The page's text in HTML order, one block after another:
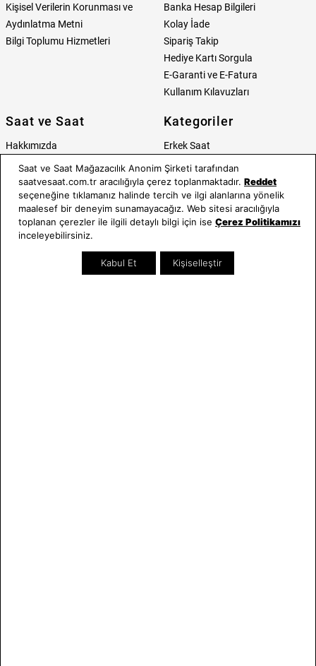
Kişisel Verilerin Korunması ve
Aydınlatma Metni
Bilgi Toplumu Hizmetleri
Banka Hesap Bilgileri
Kolay İade
Sipariş Takip
Hediye Kartı Sorgula
E-Garanti ve E-Fatura
Kullanım Kılavuzları
Saat ve Saat
Hakkımızda
Neden Saat ve Saat
Mağazalar
Kurumsal Satış
Mağazada Teknik Servis
Yatırımcı İlişkileri
Kategoriler
Erkek Saat
Kadın Saat
Tüm Ürünler
Takı & Aksesuar
Kampanyalar
İndirimliler
Hediye Kartı
Saat ve Saat Mağazacılık Anonim Şirketi tarafından
saatvesaat.com.tr aracılığıyla çerez toplanmaktadır. Reddet
seçeneğine tıklamanız halinde tercih ve ilgi alanlarına yönelik
maalesef bir deneyim sunamayacağız. Web sitesi aracılığıyla
toplanan çerezler ile ilgili detaylı bilgi için ise Çerez Politikamızı
inceleyebilirsiniz.
Kabul Et Kişiselleştir